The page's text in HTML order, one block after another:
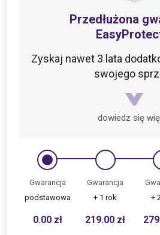
Przedłużona
Zyskaj nawet 3 lata
swojego
dowiedz się
Gwarancja
podstawowa
0.00 zł
Gwarancja
+ 1 rok
219.00 zł
+